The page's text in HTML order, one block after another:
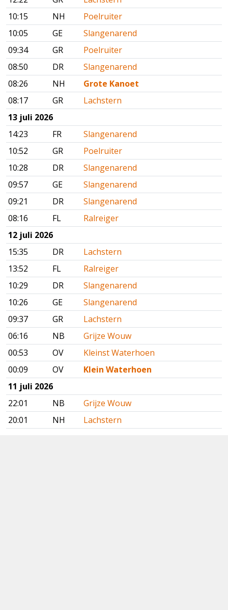
10:15
NH
Poelruiter
10:05
GE
Slangenarend
09:34
GR
Poelruiter
08:50
DR
Slangenarend
08:26
NH
Grote Kanoet
08:17
GR
Lachstern
13 juli 2026
14:23
FR
Slangenarend
10:52
GR
Poelruiter
10:28
DR
Slangenarend
09:57
GE
Slangenarend
09:21
DR
Slangenarend
08:16
FL
Ralreiger
12 juli 2026
15:35
DR
Lachstern
13:52
FL
Ralreiger
10:29
DR
Slangenarend
10:26
GE
Slangenarend
09:37
GR
Lachstern
06:16
NB
Grijze Wouw
00:53
OV
Kleinst Waterhoen
00:09
OV
Klein Waterhoen
11 juli 2026
22:01
NB
Grijze Wouw
20:01
NH Lachstern